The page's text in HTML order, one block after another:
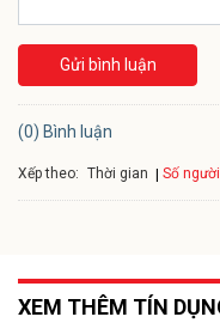
Gửi bình luận
(0) Bình luận
Xếp theo: Thời gian Số
XEM THÊM TÍN